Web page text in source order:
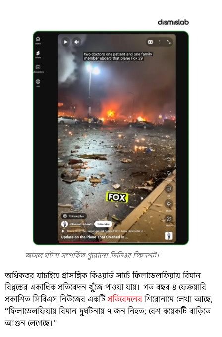
আসল ঘটনা সম্পর্কিত পুরোনো ভিডিওর স্ক্রিনশট।
অধিকতর যাচাইয়ে প্রাসঙ্গিক কিওয়ার্ড সার্চে ফিলাডেলফিয়ায় বিমান
বিধ্বস্তের একাধিক প্রতিবেদন খুঁজে পাওয়া যায়। গত বছর ৪ ফেব্রুয়ারি
প্রকাশিত সিবিএস নিউজের একটিপ্রতিবেদনেরশিরোনামে লেখা আছে,
“ফিলাডেলফিয়ায় বিমান দুর্ঘটনায় ৭ জন নিহত; বেশ কয়েকটি বাড়িতে
আগুন লেগেছে।”